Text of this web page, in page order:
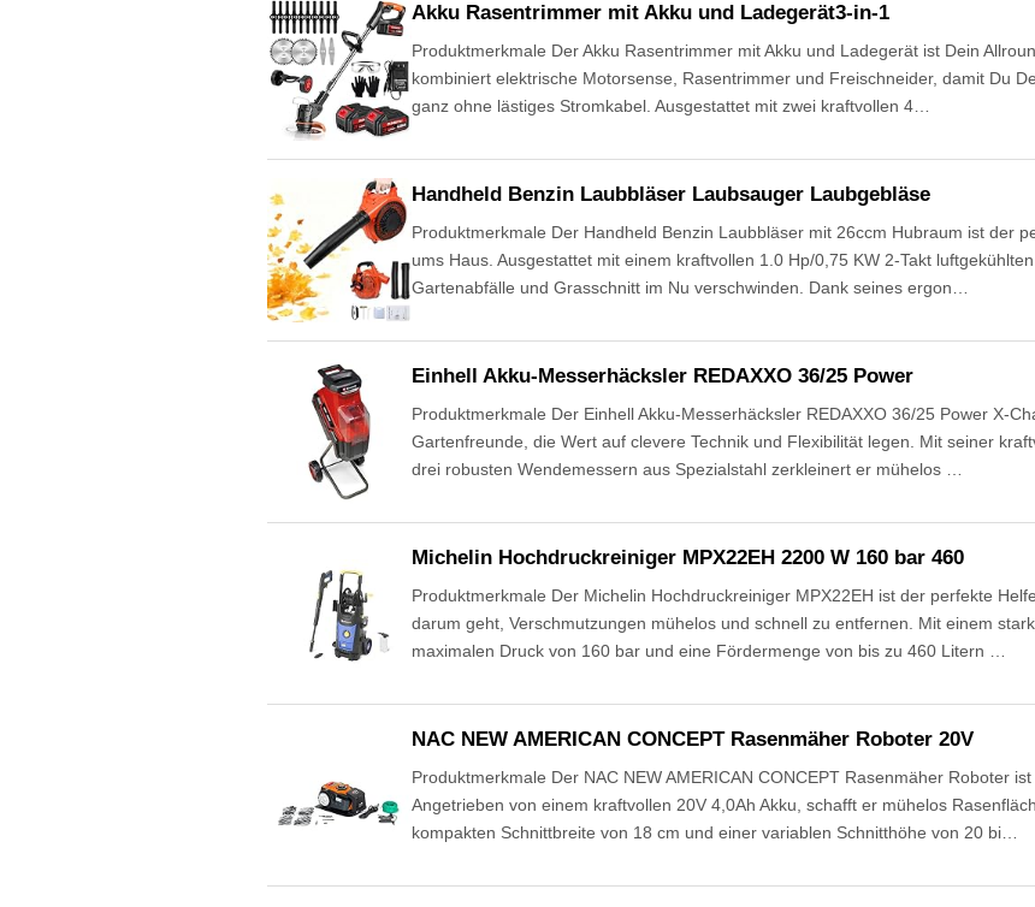
Akku Rasentrimmer mit Akku und Ladegerät3-in-1
Produktmerkmale Der Akku Rasentrimmer mit Akku und Ladegerät ist Dein
kombiniert elektrische Motorsense, Rasentrimmer und Freischneider, damit Du
ganz ohne lästiges Stromkabel. Ausgestattet mit zwei kraftvollen 4…
Handheld Benzin Laubbläser Laubsauger Laubgebläse
Produktmerkmale Der Handheld Benzin Laubbläser mit 26ccm Hubraum ist der
ums Haus. Ausgestattet mit einem kraftvollen 1.0 Hp/0,75 KW 2-Takt
Gartenabfälle und Grasschnitt im Nu verschwinden. Dank seines ergon…
Einhell Akku-Messerhäcksler REDAXXO 36/25 Power
Produktmerkmale Der Einhell Akku-Messerhäcksler REDAXXO 36/25 Power X-
Gartenfreunde, die Wert auf clevere Technik und Flexibilität legen. Mit seiner
drei robusten Wendemessern aus Spezialstahl zerkleinert er mühelos …
Michelin Hochdruckreiniger MPX22EH 2200 W 160 bar 460
Produktmerkmale Der Michelin Hochdruckreiniger MPX22EH ist der perfekte
darum geht, Verschmutzungen mühelos und schnell zu entfernen. Mit einem
maximalen Druck von 160 bar und eine Fördermenge von bis zu 460 Litern …
NAC NEW AMERICAN CONCEPT Rasenmäher Roboter 20V
Produktmerkmale Der NAC NEW AMERICAN CONCEPT Rasenmäher Roboter
Angetrieben von einem kraftvollen 20V 4,0Ah Akku, schafft er mühelos
kompakten Schnittbreite von 18 cm und einer variablen Schnitthöhe von 20 bi…